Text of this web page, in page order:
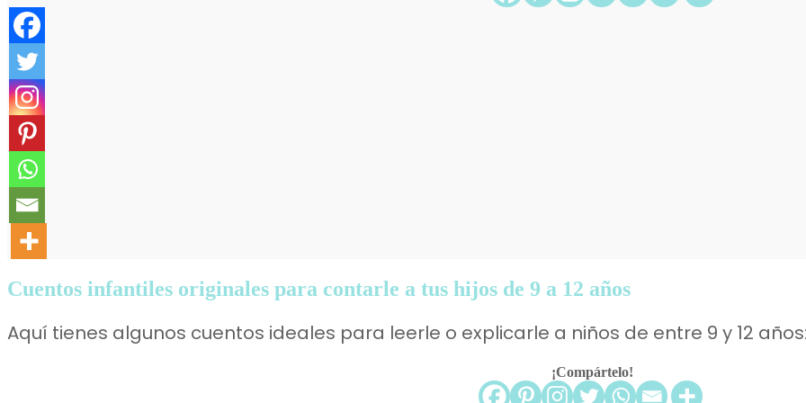
Cuentos infantiles originales para contarle a tus hijos de 9 a 12 años
Aquí tienes algunos cuentos ideales para leerle o explicarle a niños de entre 9 y 12
¡Compártelo!